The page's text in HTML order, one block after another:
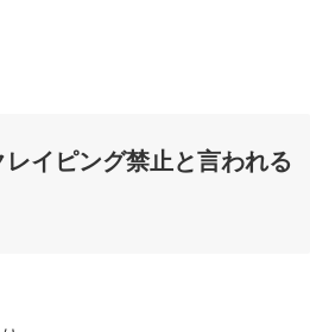
イピング禁止と言われる